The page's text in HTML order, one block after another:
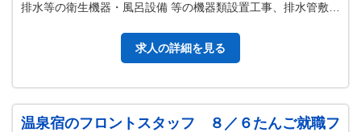
排水等の衛生機器・風呂設備 等の機器類設置工事、排水管敷設
求人の詳細を見る
温泉宿のフロントスタッフ ８／６たんご就職フ